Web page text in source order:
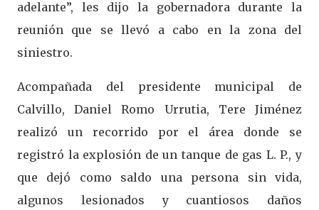
adelante”, les dijo la gobernadora durante la
reunión que se llevó a cabo en la zona del
siniestro.
Acompañada del presidente municipal de
Calvillo, Daniel Romo Urrutia, Tere Jiménez
realizó un recorrido por el área donde se
registró la explosión de un tanque de gas L. P., y
que dejó como saldo una persona sin vida,
algunos lesionados y cuantiosos daños